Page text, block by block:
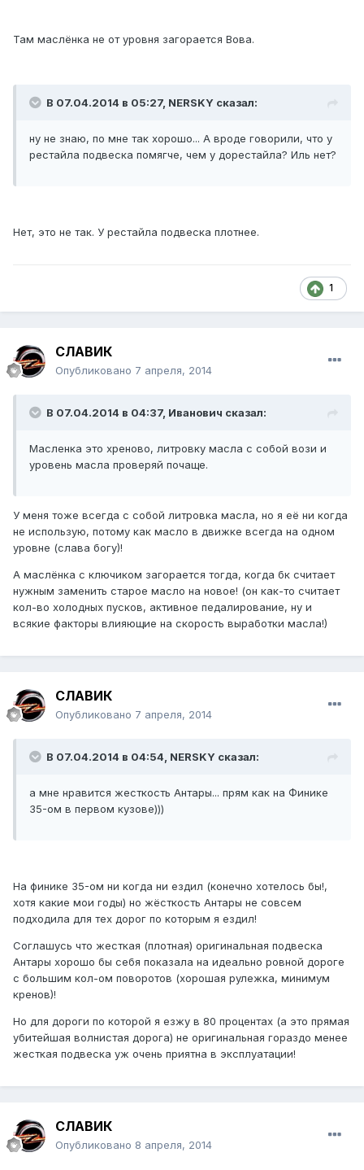
Там маслёнка не от уровня загорается Вова.
В 07.04.2014 в 05:27, NERSKY сказал:
ну не знаю, по мне так хорошо... А вроде говорили, что у
рестайла подвеска помягче, чем у дорестайла? Иль нет?
Нет, это не так. У рестайла подвеска плотнее.
1
СЛАВИК
Опубликовано 7 апреля, 2014
В 07.04.2014 в 04:37, Иванович сказал:
Масленка это хреново, литровку масла с собой вози и
уровень масла проверяй почаще.
У меня тоже всегда с собой литровка масла, но я её ни когда
не использую, потому как масло в движке всегда на одном
уровне (слава богу)!
А маслёнка с ключиком загорается тогда, когда бк считает
нужным заменить старое масло на новое! (он как-то считает
кол-во холодных пусков, активное педалирование, ну и
всякие факторы влияющие на скорость выработки масла!)
СЛАВИК
Опубликовано 7 апреля, 2014
В 07.04.2014 в 04:54, NERSKY сказал:
а мне нравится жесткость Антары... прям как на Финике
35-ом в первом кузове)))
На финике 35-ом ни когда ни ездил (конечно хотелось бы!,
хотя какие мои годы) но жёсткость Антары не совсем
подходила для тех дорог по которым я ездил!
Соглашусь что жесткая (плотная) оригинальная подвеска
Антары хорошо бы себя показала на идеально ровной дороге
с большим кол-ом поворотов (хорошая рулежка, минимум
кренов)!
Но для дороги по которой я езжу в 80 процентах (а это прямая
убитейшая волнистая дорога) не оригинальная гораздо менее
жесткая подвеска уж очень приятна в эксплуатации!
СЛАВИК
Опубликовано 8 апреля, 2014